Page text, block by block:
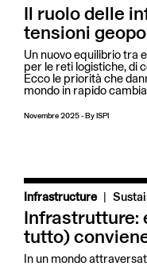
Il ruolo delle
tensioni
Un nuovo equilibrio tra
per le reti logistiche, di
Ecco le priorità che
mondo in rapido
Novembre 2025 - By ISPI
Infrastructure |
Infrastrutture:
tutto)
In un mondo